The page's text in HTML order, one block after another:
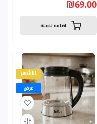
₪69.00
اضافة للسلة
الأشهر
عرض